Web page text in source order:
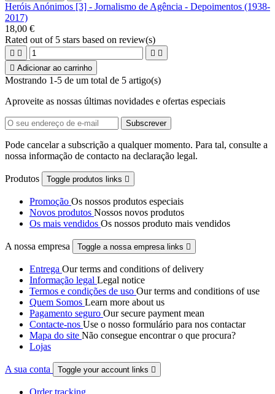
Heróis Anónimos [3] - Jornalismo de Agência - Depoimentos (1938-
2017)
18,00 €
Rated out of 5 stars based on review(s)
   
 Adicionar ao carrinho
Mostrando 1-5 de um total de 5 artigo(s)
Aproveite as nossas últimas novidades e ofertas especiais
Pode cancelar a subscrição a qualquer momento. Para tal, consulte a
nossa informação de contacto na declaração legal.
Produtos Toggle produtos links 
Promoção Os nossos produtos especiais
Novos produtos Nossos novos produtos
Os mais vendidos Os nossos produto mais vendidos
A nossa empresa Toggle a nossa empresa links 
Entrega Our terms and conditions of delivery
Informação legal Legal notice
Termos e condições de uso Our terms and conditions of use
Quem Somos Learn more about us
Pagamento seguro Our secure payment mean
Contacte-nos Use o nosso formulário para nos contactar
Mapa do site Não consegue encontrar o que procura?
Lojas
A sua conta Toggle your account links 
Order tracking